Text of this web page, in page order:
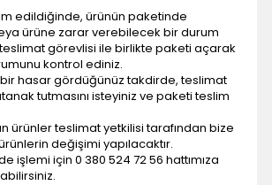
edildiğinde, ürünün paketinde
ürüne zarar verebilecek bir durum
görevlisi ile birlikte paketi açarak
kontrol ediniz.
hasar gördüğünüz takdirde, teslimat
tutmasını isteyiniz ve paketi teslim
ürünler teslimat yetkilisi tarafından bize
değişimi yapılacaktır.
işlemi için 0 380 524 72 56 hattımıza